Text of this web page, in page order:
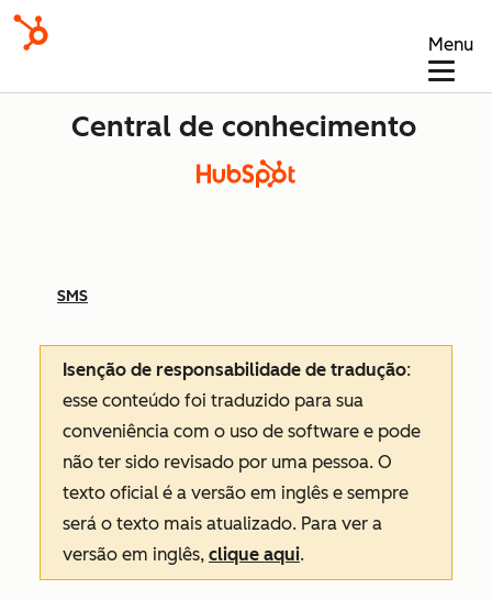
Menu
Central de conhecimento
SMS
Isenção de responsabilidade de tradução:
esse conteúdo foi traduzido para sua
conveniência com o uso de software e pode
não ter sido revisado por uma pessoa. O
texto oficial é a versão em inglês e sempre
será o texto mais atualizado. Para ver a
versão em inglês, clique aqui.